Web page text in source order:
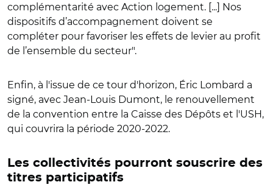
complémentarité avec Action logement. [...] Nos
dispositifs d’accompagnement doivent se
compléter pour favoriser les effets de levier au profit
de l’ensemble du secteur".
Enfin, à l'issue de ce tour d'horizon, Éric Lombard a
signé, avec Jean-Louis Dumont, le renouvellement
de la convention entre la Caisse des Dépôts et l'USH,
qui couvrira la période 2020-2022.
Les collectivités pourront souscrire des
titres participatifs